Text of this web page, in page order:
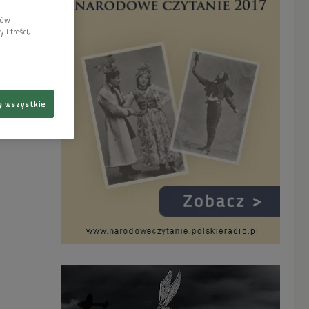
i treści,
wszystkie